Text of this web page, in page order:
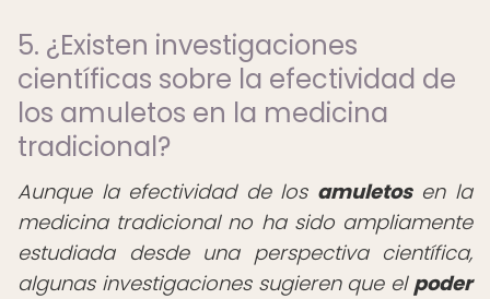
5. ¿Existen investigaciones
científicas sobre la efectividad de
los amuletos en la medicina
tradicional?
Aunque la efectividad de los amuletosen la
medicina tradicional no ha sido ampliamente
estudiada desde una perspectiva científica,
algunas investigaciones sugieren que el poder